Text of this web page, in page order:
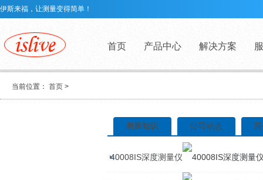
伊斯来福，让测量变得简单！
首页 产品中心 解决方案
当前位置： 首页 >
测量知识 公司动态
40008IS深度测量仪